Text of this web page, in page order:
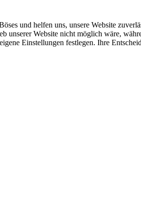
und helfen uns, unsere Website
Website nicht möglich wäre,
Einstellungen festlegen. Ihre